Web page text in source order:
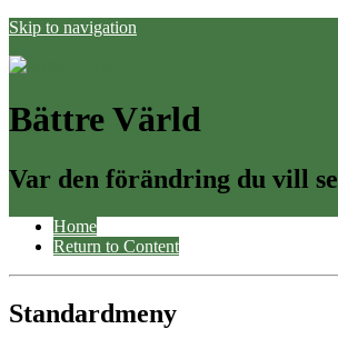
Skip to navigation
Bättre Värld
Var den förändring du vill se
Home
Return to Content
Standardmeny